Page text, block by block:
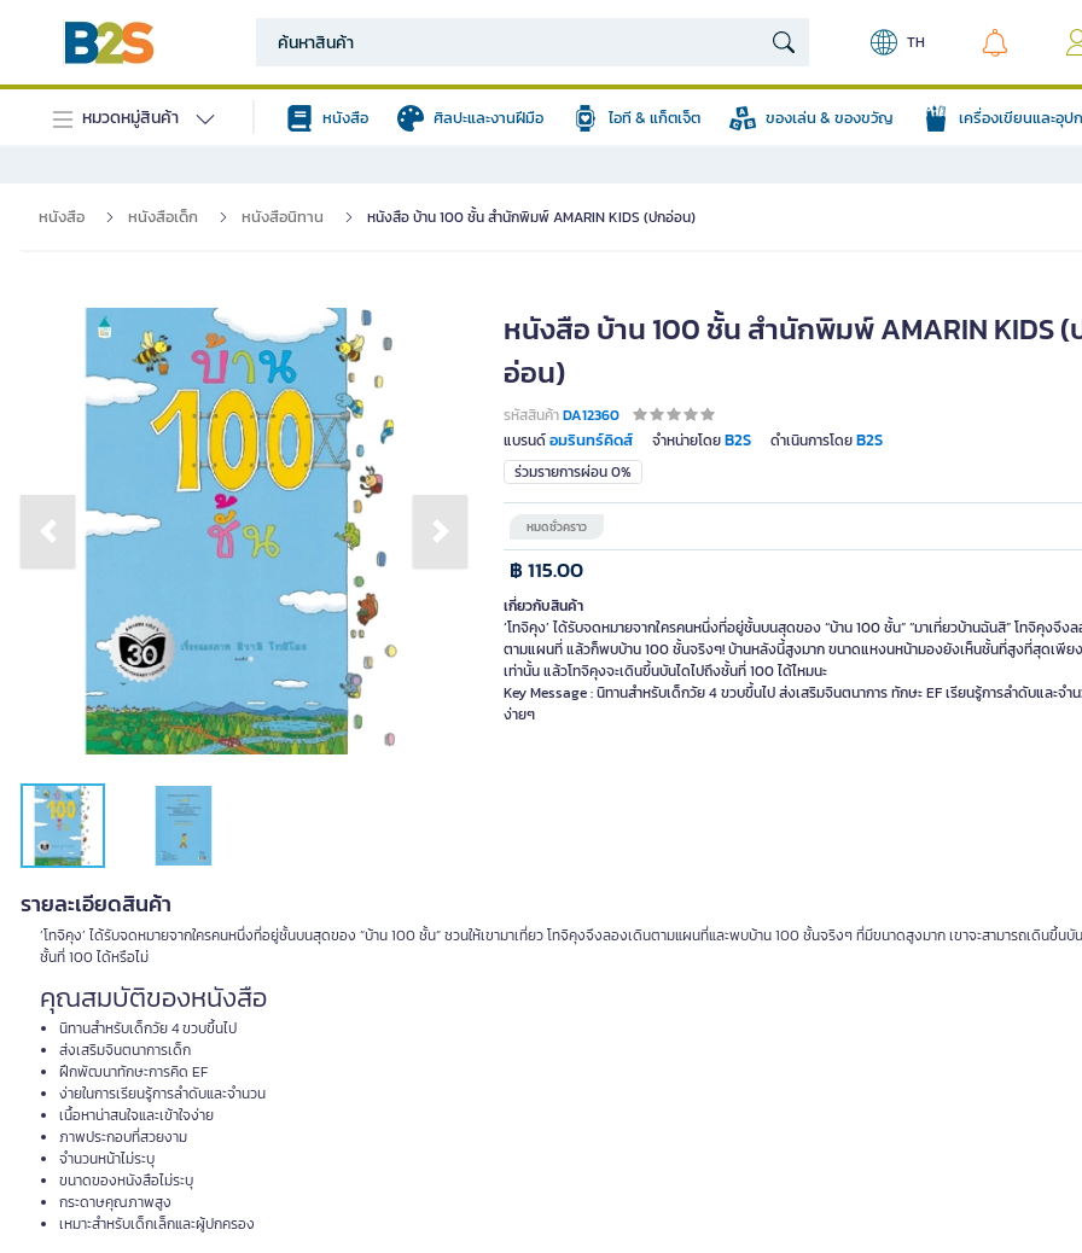
TH
หมวดหมู่สินค้า หนังสือ ศิลปะและงานฝีมือ ไอที & แก็ตเจ็ต ของเล่น & ของขวัญ เครื่องเขียนและอุ
หนังสือ หนังสือเด็ก หนังสือนิทาน หนังสือ บ้าน 100 ชั้น สำนักพิมพ์ AMARIN KIDS (ปกอ่อน)
Previous slide Next slide
หนังสือ บ้าน 100 ชั้น สำนักพิมพ์ AMARIN KIDS (
อ่อน)
รหัสสินค้าDA12360
แบรนด์อมรินทร์คิดส์ จำหน่ายโดยB2S ดำเนินการโดยB2S
ร่วมรายการผ่อน 0%
หมดชั่วคราว
฿ 115.00
เกี่ยวกับสินค้า
‘โทจิคุง’ ได้รับจดหมายจากใครคนหนึ่งที่อยู่ชั้นบนสุดของ “บ้าน 100 ชั้น” “มาเที่ยวบ้านฉันสิ” โทจิคุงจึง
ตามแผนที่ แล้วก็พบบ้าน 100 ชั้นจริงๆ! บ้านหลังนี้สูงมาก ขนาดแหงนหน้ามองยังเห็นชั้นที่สูงที่สุดเพีย
เท่านั้น แล้วโทจิคุงจะเดินขึ้นบันไดไปถึงชั้นที่ 100 ได้ไหมนะ
Key Message : นิทานสำหรับเด็กวัย 4 ขวบขึ้นไป ส่งเสริมจินตนาการ ทักษะ EF เรียนรู้การลำดับและจำ
ง่ายๆ
รายละเอียดสินค้า
‘โทจิคุง’ ได้รับจดหมายจากใครคนหนึ่งที่อยู่ชั้นบนสุดของ “บ้าน 100 ชั้น” ชวนให้เขามาเที่ยว โทจิคุงจึงลองเดินตามแผนที่และพบบ้าน 100 ชั้นจริงๆ ที่มีขนาดสูงมาก เขาจะสามารถเดินขึ้นบั
ชั้นที่ 100 ได้หรือไม่
คุณสมบัติของหนังสือ
นิทานสำหรับเด็กวัย 4 ขวบขึ้นไป
ส่งเสริมจินตนาการเด็ก
ฝึกพัฒนาทักษะการคิด EF
ง่ายในการเรียนรู้การลำดับและจำนวน
เนื้อหาน่าสนใจและเข้าใจง่าย
ภาพประกอบที่สวยงาม
จำนวนหน้าไม่ระบุ
ขนาดของหนังสือไม่ระบุ
กระดาษคุณภาพสูง
เหมาะสำหรับเด็กเล็กและผู้ปกครอง